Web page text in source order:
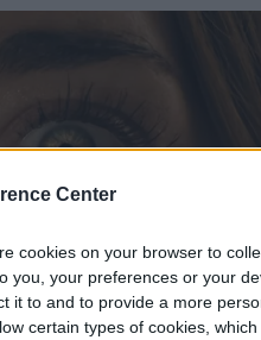
Center
cookies on your browser to
you, your preferences or your
it to and to provide a more
certain types of cookies,